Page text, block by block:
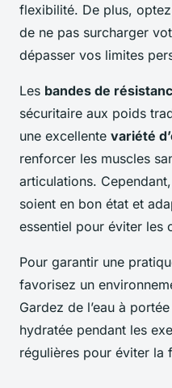
flexibilité. De plus,
de ne pas surcharger
dépasser vos limites
Les bandes de
sécuritaire aux poids
une excellente variété
renforcer les muscles
articulations.
soient en bon état et
essentiel pour éviter les
Pour garantir une
favorisez un
Gardez de l’eau à
hydratée pendant les
régulières pour éviter la